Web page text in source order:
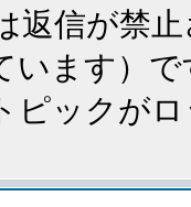
返信が禁
います）
ピックが